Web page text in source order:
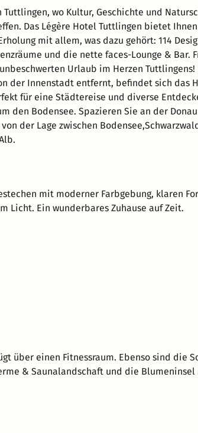
wo Kultur, Geschichte und
Das Légère Hotel Tuttlingen bietet
mit allem, was dazu gehört: 114
und die nette faces-Lounge & Bar.
Urlaub im Herzen Tuttlingens!
der Innenstadt entfernt, befindet sich das
für eine Städtereise und diverse
den Bodensee. Spazieren Sie an der
der Lage zwischen
mit moderner Farbgebung, klaren
Licht. Ein wunderbares Zuhause auf Zeit.
über einen Fitnessraum. Ebenso sind die
& Saunalandschaft und die Blumeninsel